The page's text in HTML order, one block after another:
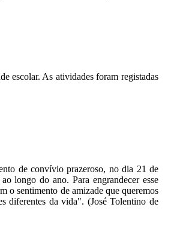
escolar. As atividades foram registadas
de convívio prazeroso, no dia 21 de
longo do ano. Para engrandecer esse
o sentimento de amizade que queremos
diferentes da vida". (José Tolentino de